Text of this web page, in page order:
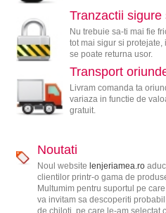
Tranzactii sigure
Nu trebuie sa-ti mai fie
tot mai sigur si
se poate returna usor.
Transport
Livram comanda ta
variaza in functie de
gratuit.
Noutati
Noul website lenjeriamea.ro
clientilor printr-o gama de
Multumim pentru suportul pe
va invitam sa descoperiti
de chiloti, pe care le-am selectat